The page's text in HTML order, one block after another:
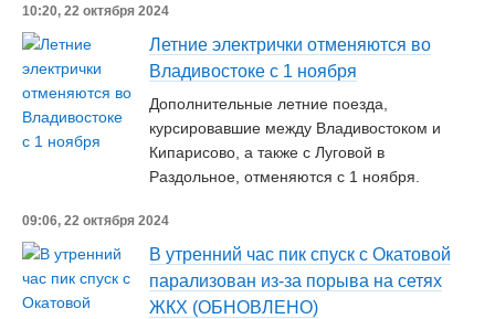
10:20, 22 октября 2024
Летние электрички отменяются во
Владивостоке с 1 ноября
Дополнительные летние поезда,
курсировавшие между Владивостоком и
Кипарисово, а также с Луговой в
Раздольное, отменяются с 1 ноября.
09:06, 22 октября 2024
В утренний час пик спуск с Окатовой
парализован из-за порыва на сетях
ЖКХ (ОБНОВЛЕНО)